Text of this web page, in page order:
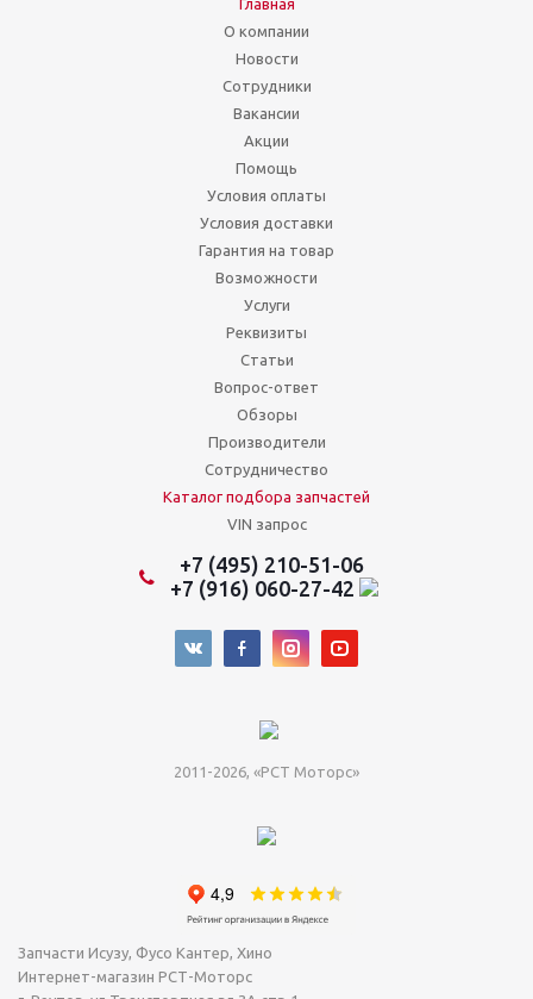
Главная
О компании
Новости
Сотрудники
Вакансии
Акции
Помощь
Условия оплаты
Условия доставки
Гарантия на товар
Возможности
Услуги
Реквизиты
Статьи
Вопрос-ответ
Обзоры
Производители
Сотрудничество
Каталог подбора запчастей
VIN запрос
+7 (495) 210-51-06
+7 (916) 060-27-42
2011-2026, «РСТ Моторс»
Запчасти Исузу, Фусо Кантер, Хино
Интернет-магазин РСТ-Моторс